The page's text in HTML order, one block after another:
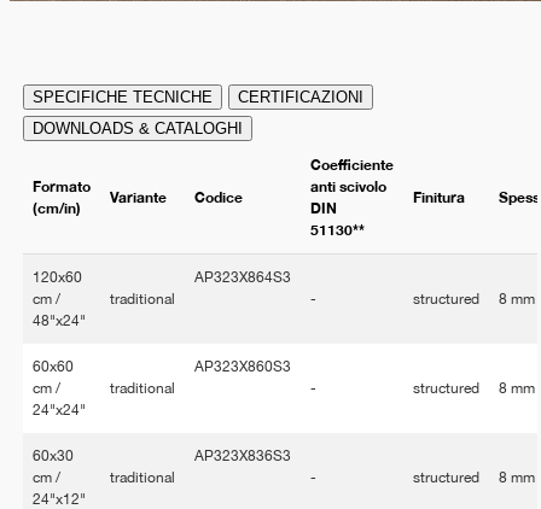
SPECIFICHE TECNICHE
CERTIFICAZIONI
DOWNLOADS & CATALOGHI
Formato
(cm/in)
Variante Codice
Coefficiente
anti scivolo
DIN
51130**
Finitura
120x60
cm /
48"x24"
traditional
AP323X864S3
-
structured 8 mm
60x60
cm /
24"x24"
traditional
AP323X860S3
-
structured 8 mm
60x30
cm /
24"x12"
traditional
AP323X836S3
-
structured 8 mm